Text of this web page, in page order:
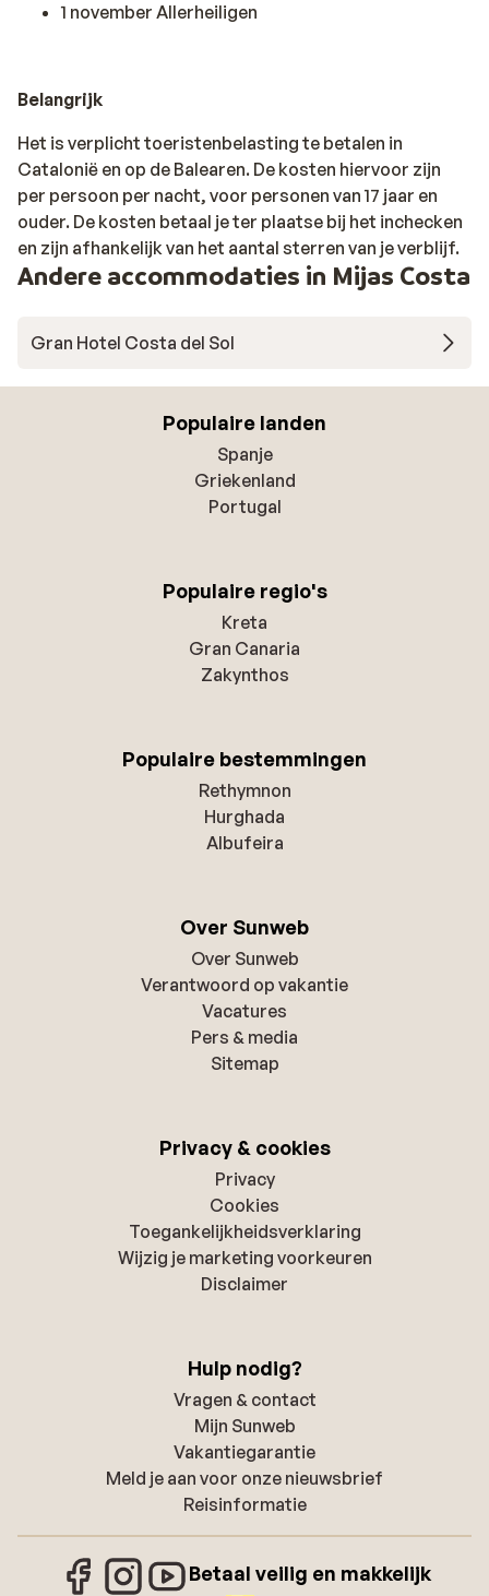
1 november Allerheiligen
Belangrijk
Het is verplicht toeristenbelasting te betalen in
Catalonië en op de Balearen. De kosten hiervoor zijn
per persoon per nacht, voor personen van 17 jaar en
ouder. De kosten betaal je ter plaatse bij het inchecken
en zijn afhankelijk van het aantal sterren van je verblijf.
Andere accommodaties in Mijas Costa
Gran Hotel Costa del Sol
Populaire landen
Spanje
Griekenland
Portugal
Populaire regio's
Kreta
Gran Canaria
Zakynthos
Populaire bestemmingen
Rethymnon
Hurghada
Albufeira
Over Sunweb
Over Sunweb
Verantwoord op vakantie
Vacatures
Pers & media
Sitemap
Privacy & cookies
Privacy
Cookies
Toegankelijkheidsverklaring
Wijzig je marketing voorkeuren
Disclaimer
Hulp nodig?
Vragen & contact
Mijn Sunweb
Vakantiegarantie
Meld je aan voor onze nieuwsbrief
Reisinformatie
Betaal veilig en makkelijk